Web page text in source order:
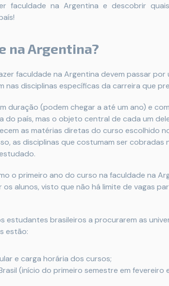
faculdade na Argentina e descobrir
na Argentina?
faculdade na Argentina devem passar por
nas disciplinas específicas da carreira que
duração (podem chegar a até um ano) e
país, mas o objeto central de cada um
as matérias diretas do curso escolhido
as disciplinas que costumam ser cobradas
o primeiro ano do curso na faculdade na
alunos, visto que não há limite de vagas
estudantes brasileiros a procurarem as
estão:
e carga horária dos cursos;
(início do primeiro semestre em fevereiro